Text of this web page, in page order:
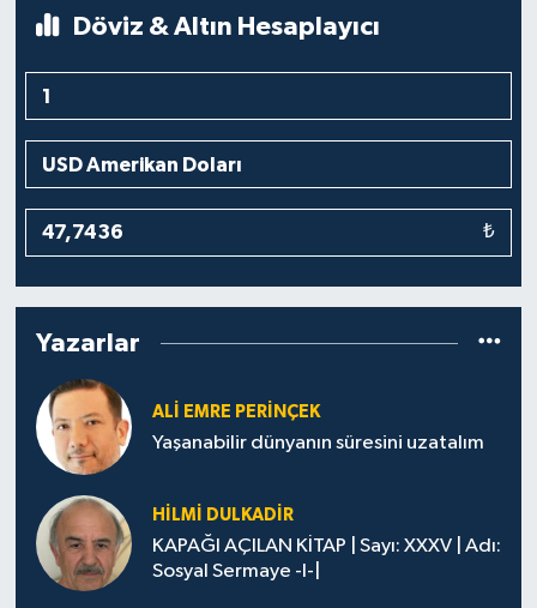
Döviz & Altın Hesaplayıcı
₺
Yazarlar
ALİ EMRE PERİNÇEK
Yaşanabilir dünyanın süresini uzatalım
HİLMİ DULKADİR
KAPAĞI AÇILAN KİTAP | Sayı: XXXV | Adı:
Sosyal Sermaye -I-|